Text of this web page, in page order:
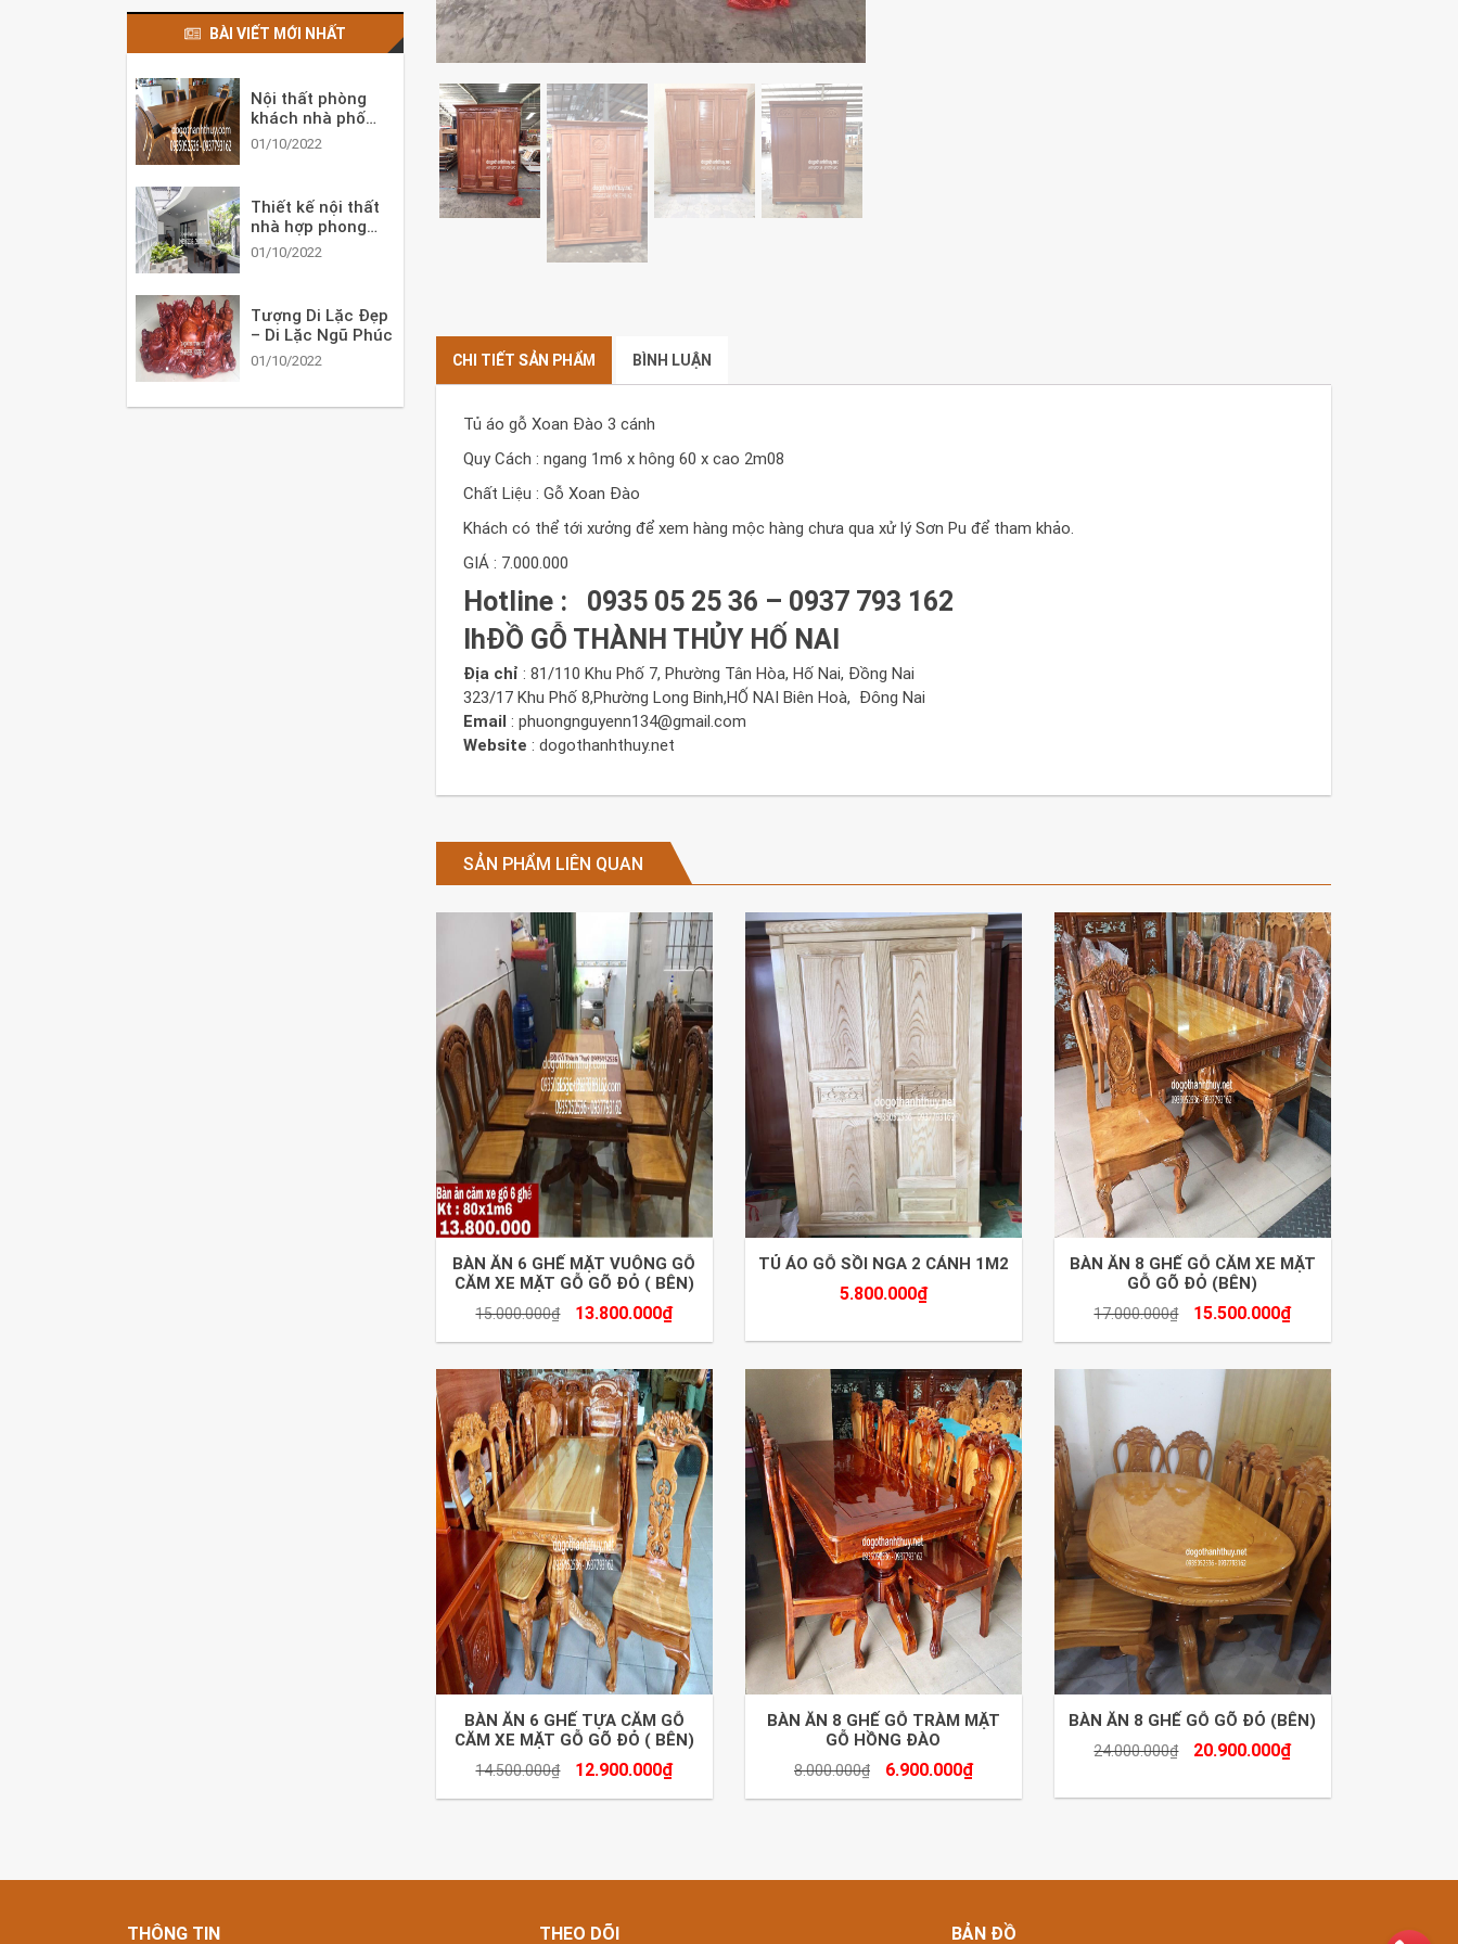
BÀI VIẾT MỚI NHẤT
Nội thất phòng
khách nhà phố
đẹp ấn tượng
01/10/2022
Thiết kế nội thất
nhà hợp phong
thủy cho tuổi Mậu
01/10/2022
Tượng Di Lặc Đẹp
– Di Lặc Ngũ Phúc
01/10/2022 CHI TIẾT SẢN PHẨM BÌNH LUẬN
Tủ áo gỗ Xoan Đào 3 cánh
Quy Cách : ngang 1m6 x hông 60 x cao 2m08
Chất Liệu : Gỗ Xoan Đào
Khách có thể tới xưởng để xem hàng mộc hàng chưa qua xử lý Sơn Pu để tham khảo.
GIÁ : 7.000.000
Hotline : 0935 05 25 36 – 0937 793 162
lhĐỒ GỖ THÀNH THỦY HỐ NAI
Địa chỉ : 81/110 Khu Phố 7, Phường Tân Hòa, Hố Nai, Đồng Nai
323/17 Khu Phố 8,Phường Long Binh,HỐ NAI Biên Hoà, Đông Nai
Email : phuongnguyenn134@gmail.com
Website : dogothanhthuy.net
SẢN PHẨM LIÊN QUAN
BÀN ĂN 6 GHẾ MẶT VUÔNG GỖ
CĂM XE MẶT GỖ GÕ ĐỎ ( BÊN)
15.000.000₫ 13.800.000₫
TỦ ÁO GỖ SỒI NGA 2 CÁNH 1M2
5.800.000₫
BÀN ĂN 8 GHẾ GỖ CĂM XE MẶT
GỖ GÕ ĐỎ (BÊN)
17.000.000₫ 15.500.000₫
BÀN ĂN 6 GHẾ TỰA CĂM GỖ
CĂM XE MẶT GỖ GÕ ĐỎ ( BÊN)
14.500.000₫ 12.900.000₫
BÀN ĂN 8 GHẾ GỖ TRÀM MẶT
GỖ HỒNG ĐÀO
8.000.000₫ 6.900.000₫
BÀN ĂN 8 GHẾ GỖ GÕ ĐỎ (BÊN)
24.000.000₫ 20.900.000₫
THÔNG TIN THEO DÕI BẢN ĐỒ